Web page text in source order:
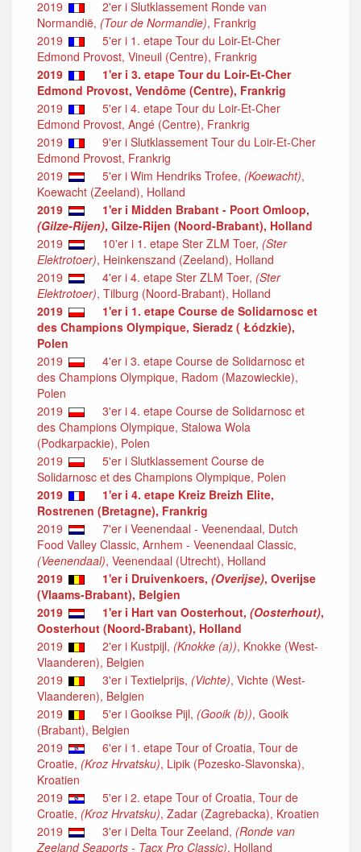
2019
2'er i Slutklassement Ronde van
Normandië, (Tour de Normandie), Frankrig
2019
5'er i 1. etape Tour du Loir-Et-Cher
Edmond Provost, Vineuil (Centre), Frankrig
2019
1'er i 3. etape Tour du Loir-Et-Cher
Edmond Provost, Vendôme (Centre), Frankrig
2019
5'er i 4. etape Tour du Loir-Et-Cher
Edmond Provost, Angé (Centre), Frankrig
2019
9'er i Slutklassement Tour du Loir-Et-Cher
Edmond Provost, Frankrig
2019
5'er i Wim Hendriks Trofee, (Koewacht),
Koewacht (Zeeland), Holland
2019
1'er i Midden Brabant - Poort Omloop,
(Gilze-Rijen), Gilze-Rijen (Noord-Brabant), Holland
2019
10'er i 1. etape Ster ZLM Toer, (Ster
Elektrotoer), Heinkenszand (Zeeland), Holland
2019
4'er i 4. etape Ster ZLM Toer, (Ster
Elektrotoer), Tilburg (Noord-Brabant), Holland
2019
1'er i 1. etape Course de Solidarnosc et
des Champions Olympique, Sieradz ( Łódzkie),
Polen
2019
4'er i 3. etape Course de Solidarnosc et
des Champions Olympique, Radom (Mazowieckie),
Polen
2019
3'er i 4. etape Course de Solidarnosc et
des Champions Olympique, Stalowa Wola
(Podkarpackie), Polen
2019
5'er i Slutklassement Course de
Solidarnosc et des Champions Olympique, Polen
2019
1'er i 4. etape Kreiz Breizh Elite,
Rostrenen (Bretagne), Frankrig
2019
7'er i Veenendaal - Veenendaal, Dutch
Food Valley Classic, Arnhem - Veenendaal Classic,
(Veenendaal), Veenendaal (Utrecht), Holland
2019
1'er i Druivenkoers, (Overijse), Overijse
(Vlaams-Brabant), Belgien
2019
1'er i Hart van Oosterhout, (Oosterhout),
Oosterhout (Noord-Brabant), Holland
2019
2'er i Kustpijl, (Knokke (a)), Knokke (West-
Vlaanderen), Belgien
2019
3'er i Textielprijs, (Vichte), Vichte (West-
Vlaanderen), Belgien
2019
5'er i Gooikse Pijl, (Gooik (b)), Gooik
(Brabant), Belgien
2019
6'er i 1. etape Tour of Croatia, Tour de
Croatie, (Kroz Hrvatsku), Lipik (Pozesko-Slavonska),
Kroatien
2019
5'er i 2. etape Tour of Croatia, Tour de
Croatie, (Kroz Hrvatsku), Zadar (Zagrebacka), Kroatien
2019
3'er i Delta Tour Zeeland, (Ronde van
Zeeland Seaports - Tacx Pro Classic), Holland